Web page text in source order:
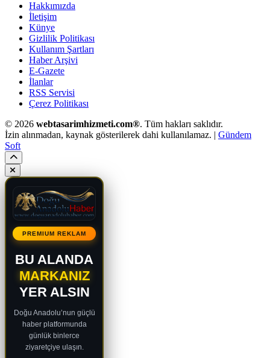
Hakkımızda
İletişim
Künye
Gizlilik Politikası
Kullanım Şartları
Haber Arşivi
E-Gazete
İlanlar
RSS Servisi
Çerez Politikası
© 2026 webtasarimhizmeti.com®. Tüm hakları saklıdır.
İzin alınmadan, kaynak gösterilerek dahi kullanılamaz. | Gündem
Soft
PREMIUM REKLAM
BU ALANDA
MARKANIZ
YER ALSIN
Doğu Anadolu’nun güçlü
haber platformunda
günlük binlerce
ziyaretçiye ulaşın.